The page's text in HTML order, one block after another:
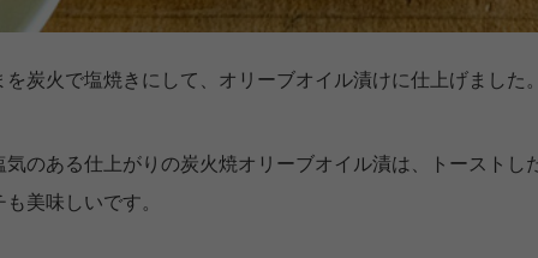
を炭火で塩焼きにして、オリーブオイル漬けに仕上げました
気のある仕上がりの炭火焼オリーブオイル漬は、トーストし
も美味しいです。